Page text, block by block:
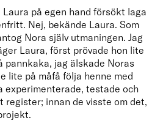
på egen hand försökt laga
Nej, bekände Laura. Som
Nora själv utmaningen. Jag
Laura, först prövade hon lite
pannkaka, jag älskade Noras
lite på måfå följa henne med
experimenterade, testade och
register; innan de visste om det,